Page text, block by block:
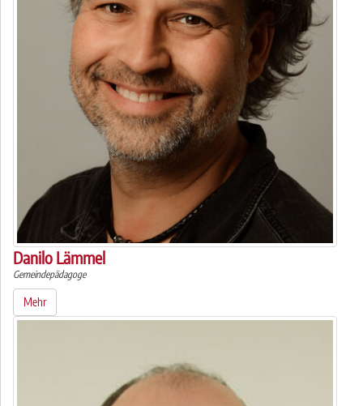
Danilo Lämmel
Gemeindepädagoge
Mehr